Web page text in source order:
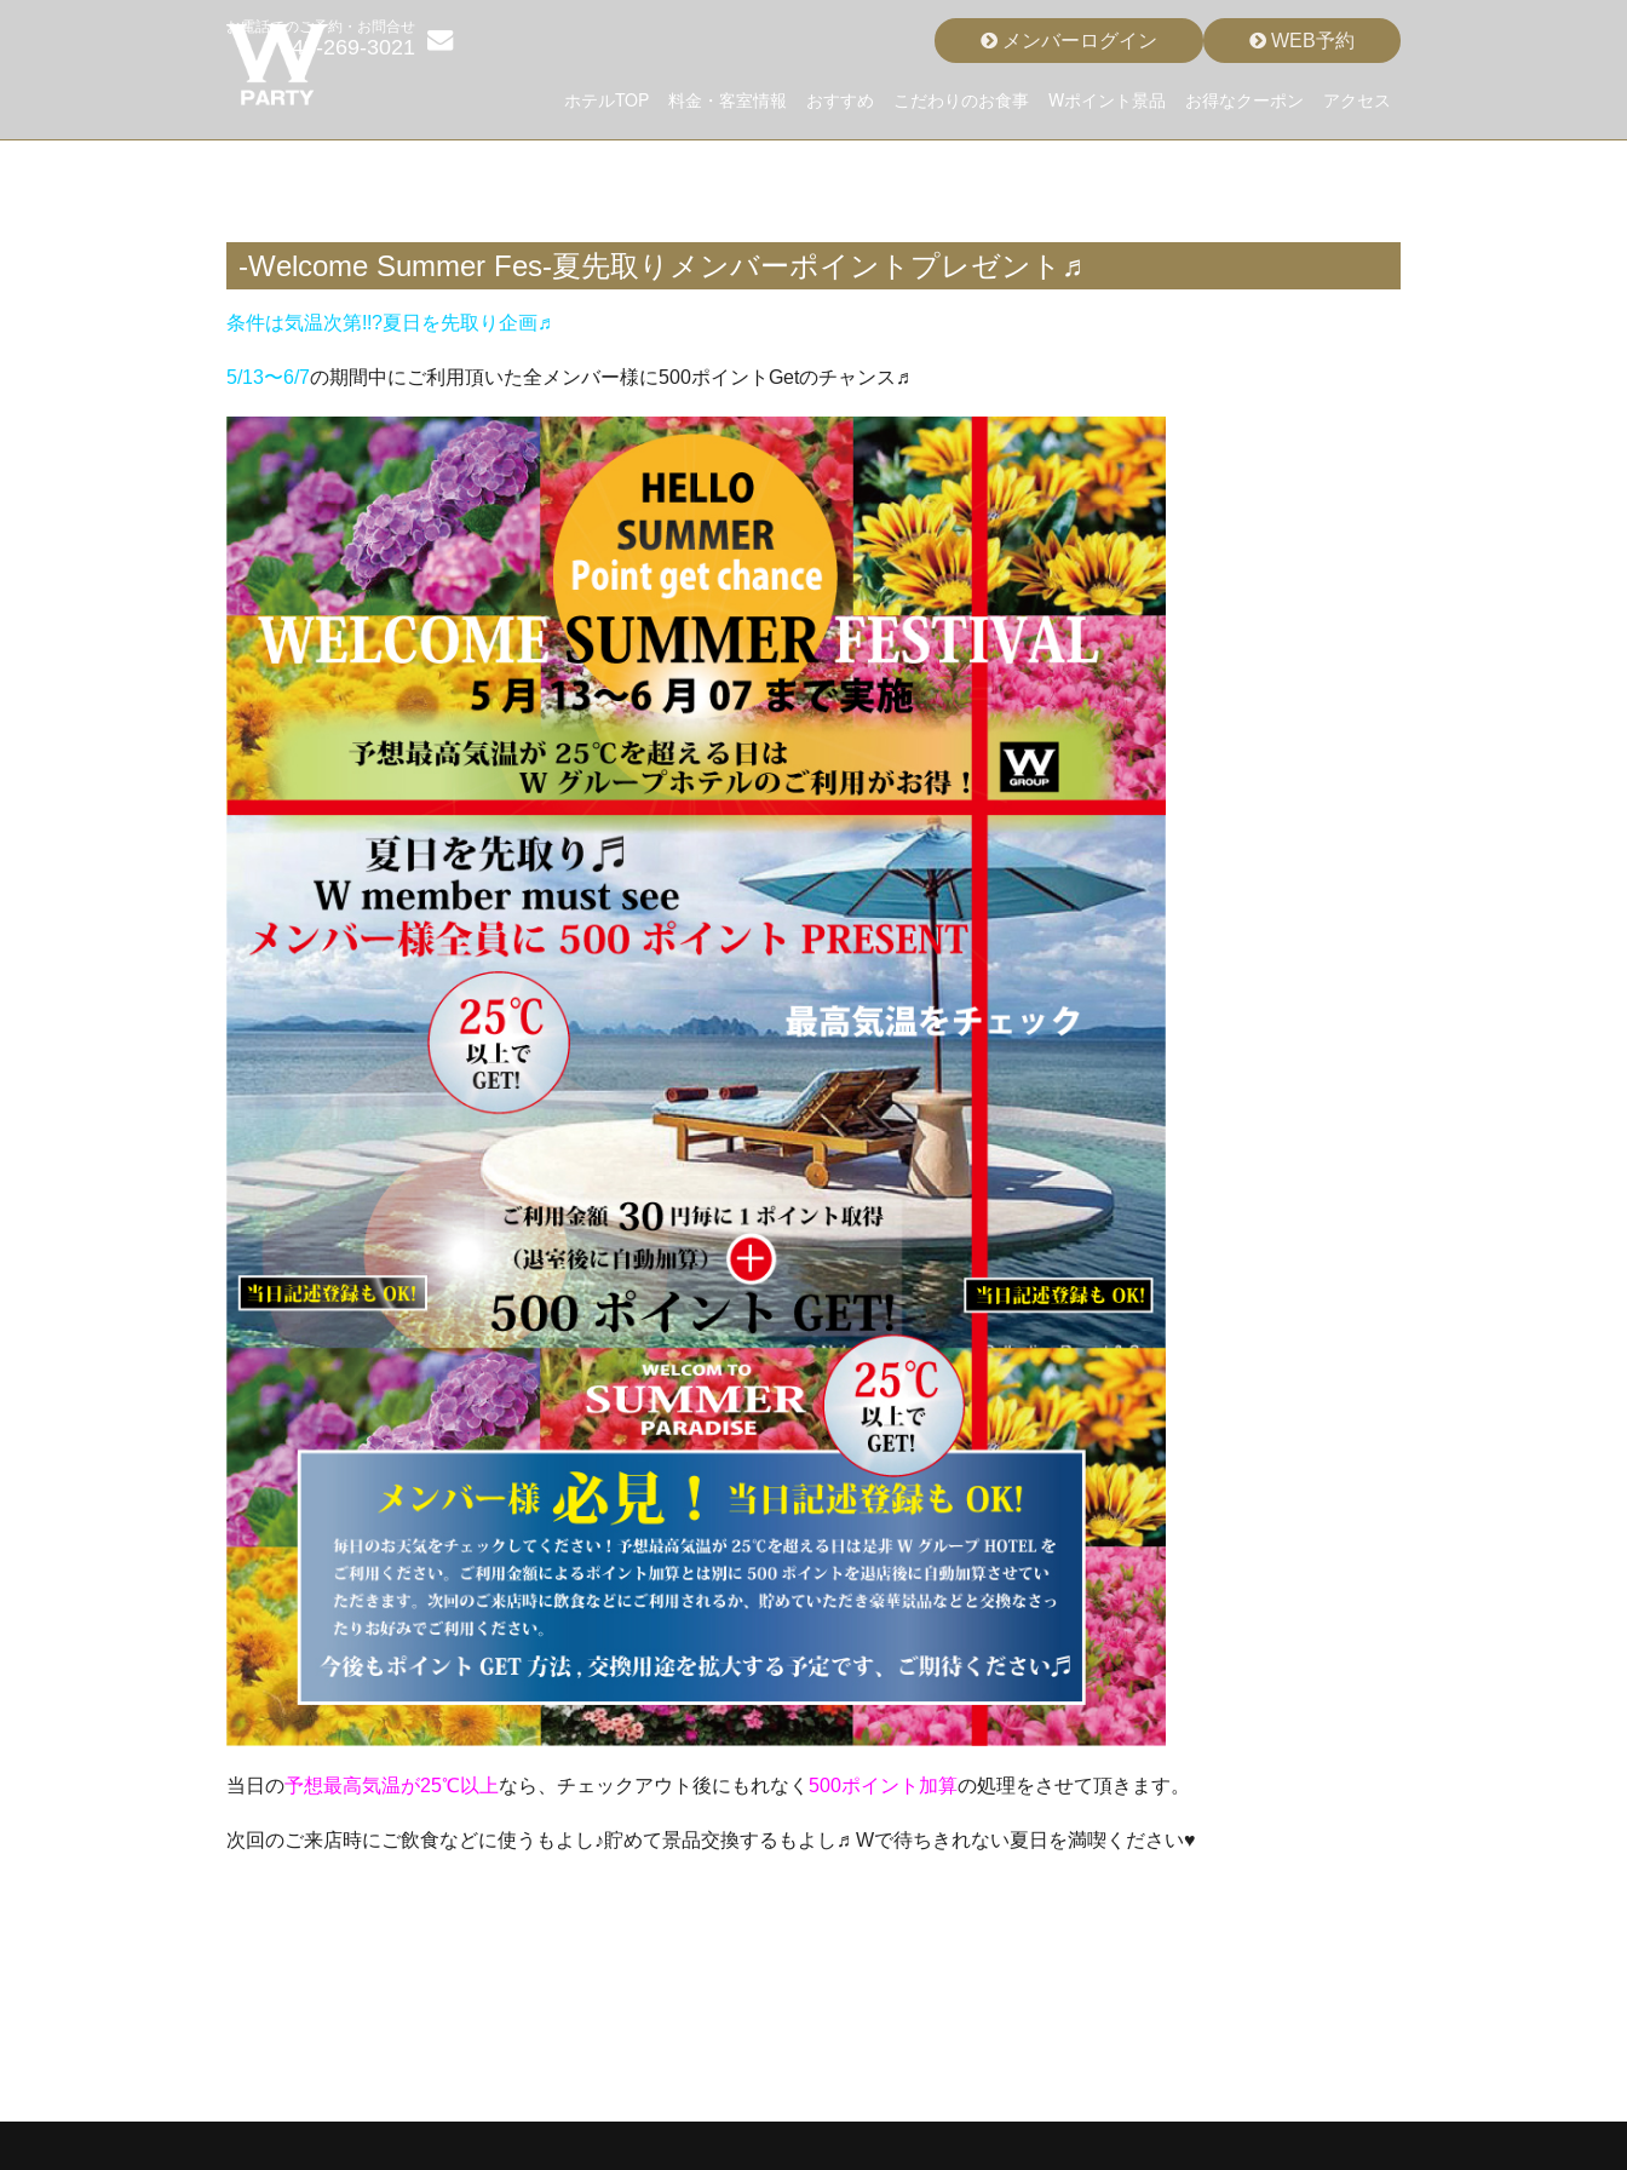
WEB予約
メンバーログイン
お電話でのご予約・お問合せ
048-269-3021
ホテルTOP 料金・客室情報 おすすめ こだわりのお食事 Wポイント景品 お得なクーポン アクセス
-Welcome Summer Fes-夏先取りメンバーポイントプレゼント♬
条件は気温次第!!?夏日を先取り企画♬
5/13〜6/7の期間中にご利用頂いた全メンバー様に500ポイントGetのチャンス♬
当日の予想最高気温が25℃以上なら、チェックアウト後にもれなく 500ポイント加算の処理をさせて頂きます。
次回のご来店時にご飲食などに使うもよし♪貯めて景品交換するもよし♬Wで待ちきれない夏日を満喫ください♥